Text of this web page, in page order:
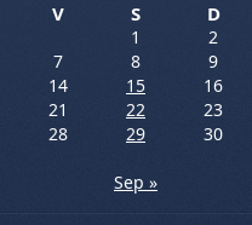
V S D
1
2
7 8
9
14 15
16
21 22
23
28 29
30
Sep »